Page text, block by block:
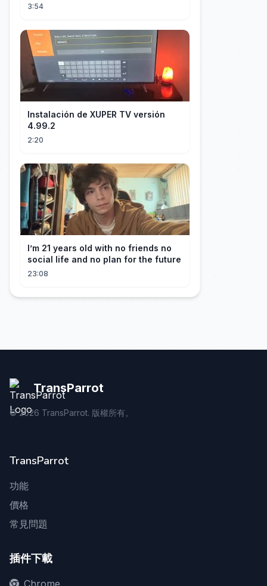
🛌
3:54
Instalación de XUPER TV versión
4.99.2
2:20
I’m 21 years old with no friends no
social life and no plan for the future
23:08
TransParrot
©2026 TransParrot. 版權所有。
TransParrot
功能
價格
常見問題
插件下載
Chrome